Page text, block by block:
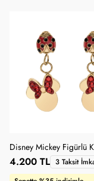
Disney Mickey Figürlü
4.200 TL 3 Taksit